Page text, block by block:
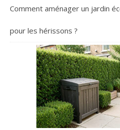
Comment aménager un jardin
pour les hérissons ?